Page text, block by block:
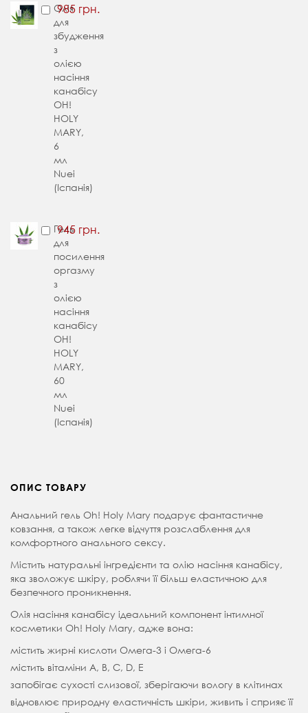
Олія
для
збудження
з
олією
насіння
канабісу
OH!
HOLY
MARY,
6
мл
Nuei
(Іспанія)
985 грн.
Гель
для
посилення
оргазму
з
олією
насіння
канабісу
OH!
HOLY
MARY,
60
мл
Nuei
(Іспанія)
945 грн.
ОПИС ТОВАРУ
Анальний гель Oh! Holy Mary подарує фантастичне
ковзання, а також легке відчуття розслаблення для
комфортного анального сексу.
Містить натуральні інгредієнти та олію насіння канабісу,
яка зволожує шкіру, роблячи її більш еластичною для
безпечного проникнення.
Олія насіння канабісу ідеальний компонент інтимної
косметики Oh! Holy Mary, адже вона:
містить жирні кислоти Омега-3 і Омега-6
містить вітаміни А, B, C, D, E
запобігає сухості слизової, зберігаючи вологу в клітинах
відновлює природну еластичність шкіри, живить і сприяє її